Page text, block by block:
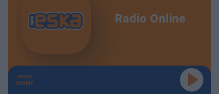
Radio Online
TERAZ
GRAMY